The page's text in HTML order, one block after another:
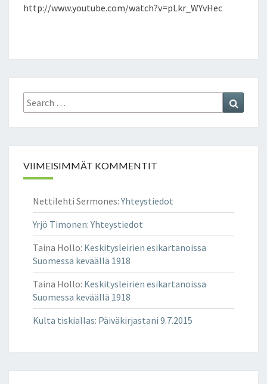
http://www.youtube.com/watch?v=pLkr_WYvHec
Search
for:
VIIMEISIMMÄT KOMMENTIT
Nettilehti Sermones:Yhteystiedot
Yrjö Timonen:Yhteystiedot
Taina Hollo: Keskitysleirien esikartanoissa
Suomessa keväällä 1918
Taina Hollo: Keskitysleirien esikartanoissa
Suomessa keväällä 1918
Kulta tiskiallas: Päiväkirjastani 9.7.2015